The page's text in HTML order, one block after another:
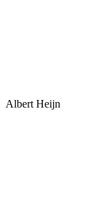
Albert Heijn